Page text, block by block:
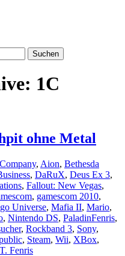
1C
ohne Metal
, Aion, Bethesda
, DaRuX, Deus Ex 3,
, Fallout: New Vegas,
, gamescom 2010,
Universe, Mafia II, Mario,
, Nintendo DS, PaladinFenris,
, Rockband 3, Sony,
, Steam, Wii, XBox,
Fenris